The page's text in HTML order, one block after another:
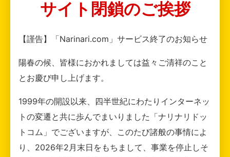
サイト閉鎖のご挨拶
【謹告】「Narinari.com」サービス終了のお知らせ
陽春の候、皆様におかれましては益々ご清祥のこと
とお慶び申し上げます。
1999年の開設以来、四半世紀にわたりインターネッ
トの変遷と共に歩んでまいりました「ナリナリドッ
トコム」でございますが、このたび諸般の事情によ
り、2026年2月末日をもちまして、事業を停止しそ